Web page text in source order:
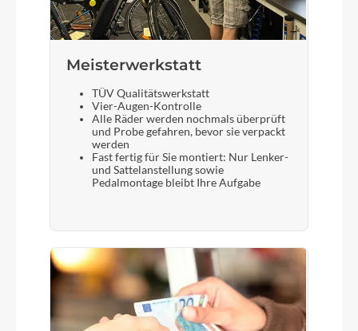
Meisterwerkstatt
TÜV Qualitätswerkstatt
Vier-Augen-Kontrolle
Alle Räder werden nochmals überprüft
und Probe gefahren, bevor sie verpackt
werden
Fast fertig für Sie montiert: Nur Lenker-
und Sattelanstellung sowie
Pedalmontage bleibt Ihre Aufgabe